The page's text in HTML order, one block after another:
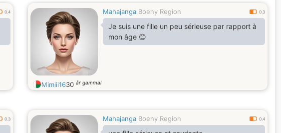
0.4 Mahajanga Boeny Region 0.3
Je suis une fille un peu sérieuse par rapport à
mon âge 😊
Mimiii1630 år gammal
0.3 Mahajanga Boeny Region 0.4